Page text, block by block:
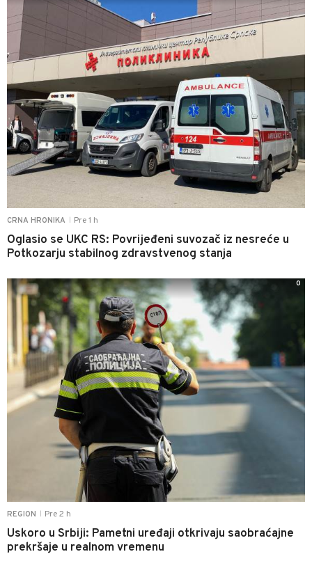
CRNA HRONIKA Pre 1 h
Oglasio se UKC RS: Povrijeđeni suvozač iz nesreće u
Potkozarju stabilnog zdravstvenog stanja
REGION Pre 2 h
Uskoro u Srbiji: Pametni uređaji otkrivaju saobraćajne
prekršaje u realnom vremenu
0